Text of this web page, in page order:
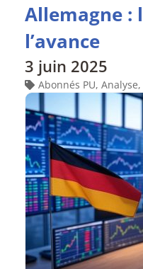
Allemagne :
l’avance
3 juin 2025
Abonnés PU, Analyse,